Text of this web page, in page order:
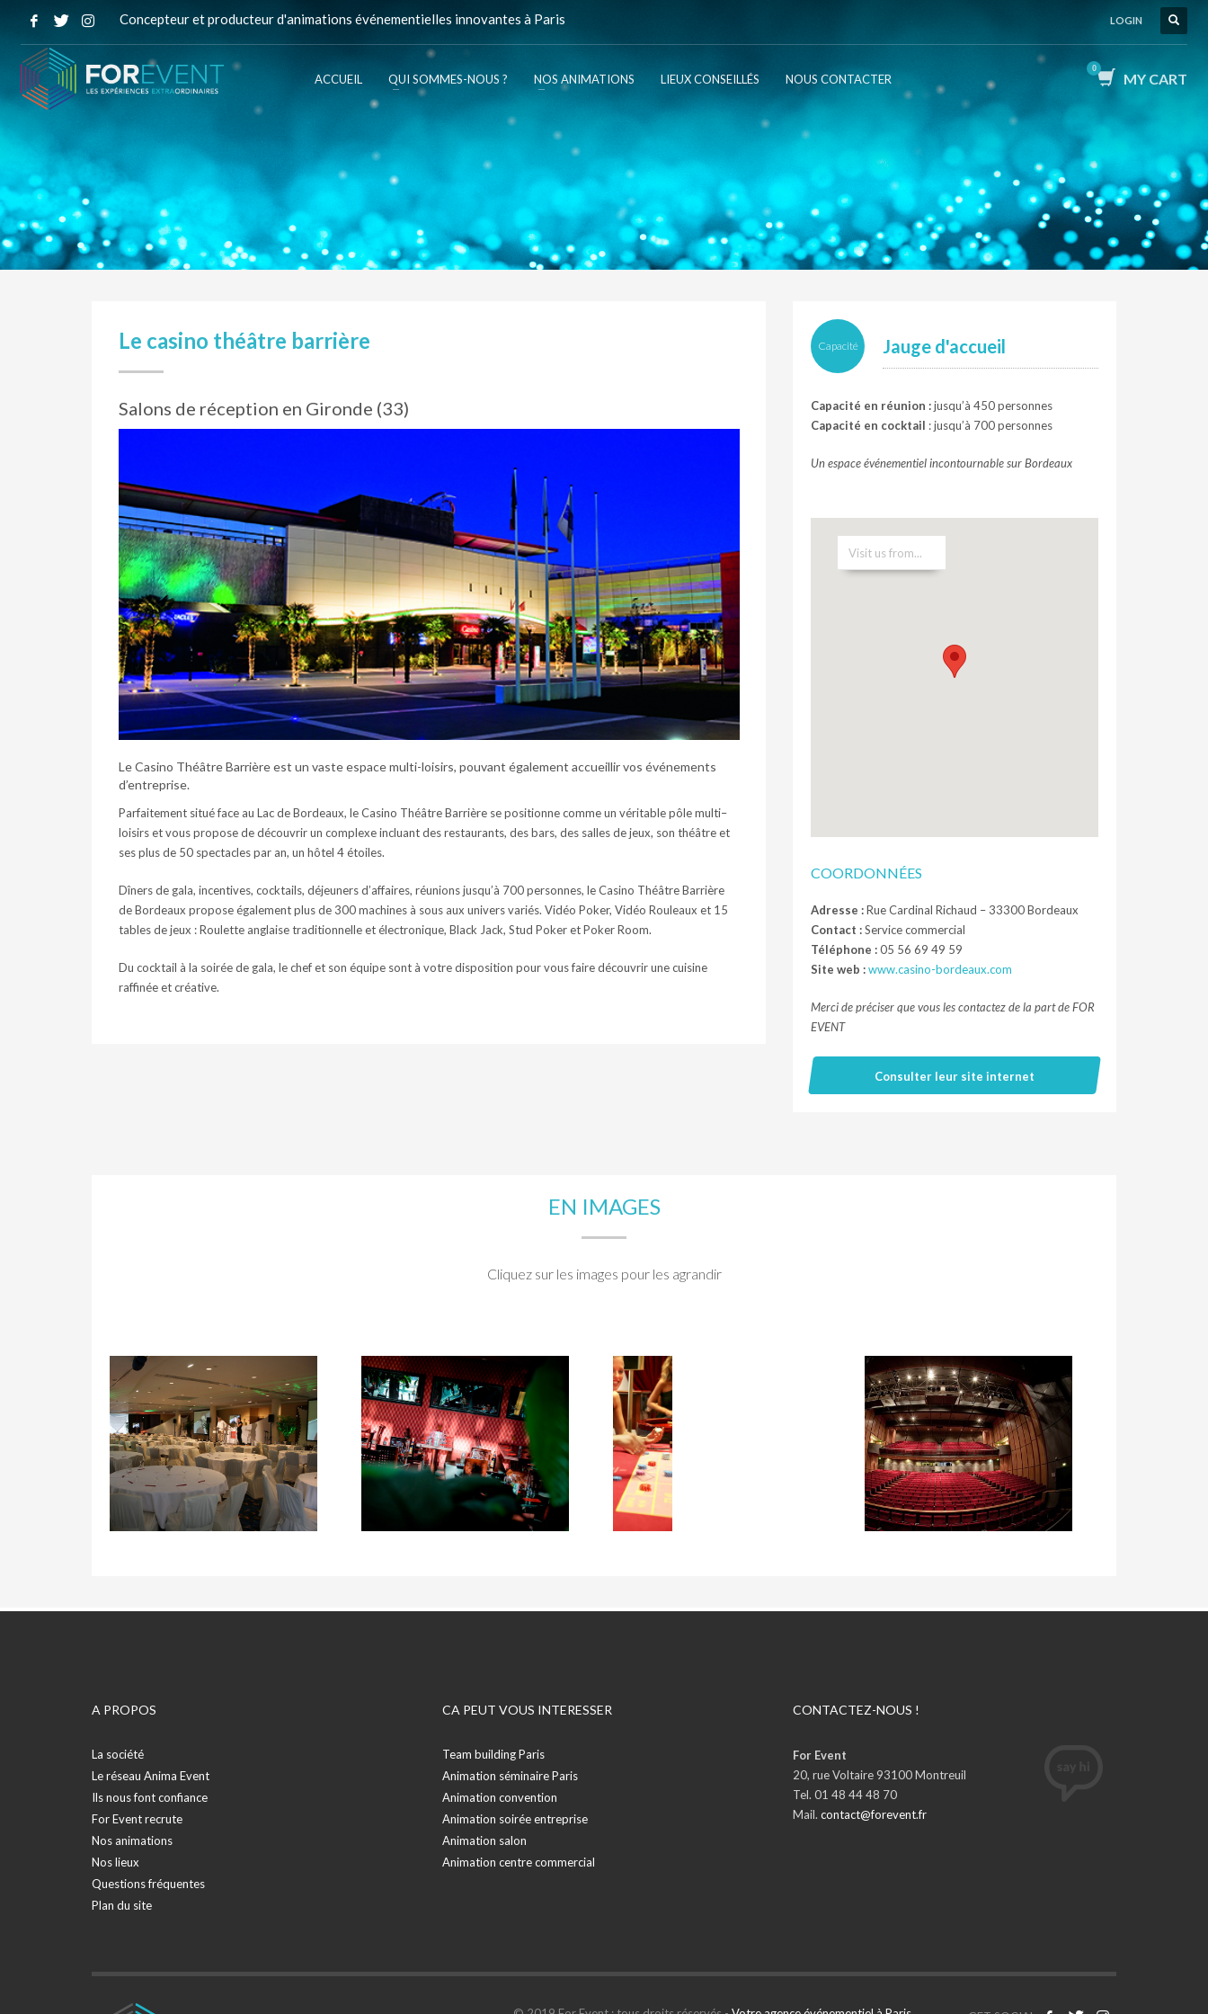
Concepteur et producteur d'animations événementielles innovantes à Paris LOGIN
ACCUEIL QUI SOMMES-NOUS ? NOS ANIMATIONS LIEUX CONSEILLÉS NOUS CONTACTER MY CART
Le casino théâtre barrière
Salons de réception en Gironde (33)
Le Casino Théâtre Barrière est un vaste espace multi-loisirs, pouvant également accueillir vos événements
d’entreprise.
Parfaitement situé face au Lac de Bordeaux, le Casino Théâtre Barrière se positionne comme un véritable pôle multi–
loisirs et vous propose de découvrir un complexe incluant des restaurants, des bars, des salles de jeux, son théâtre et
ses plus de 50 spectacles par an, un hôtel 4 étoiles.
Dîners de gala, incentives, cocktails, déjeuners d’affaires, réunions jusqu’à 700 personnes, le Casino Théâtre Barrière
de Bordeaux propose également plus de 300 machines à sous aux univers variés. Vidéo Poker, Vidéo Rouleaux et 15
tables de jeux : Roulette anglaise traditionnelle et électronique, Black Jack, Stud Poker et Poker Room.
Du cocktail à la soirée de gala, le chef et son équipe sont à votre disposition pour vous faire découvrir une cuisine
raffinée et créative.
Capacité Jauge d'accueil
Capacité en réunion :jusqu’à 450 personnes
Capacité en cocktail : jusqu’à 700 personnes
Un espace événementiel incontournable sur Bordeaux
COORDONNÉES
Adresse :Rue Cardinal Richaud – 33300 Bordeaux
Contact :Service commercial
Téléphone :05 56 69 49 59
Site web :www.casino-bordeaux.com
Merci de préciser que vous les contactez de la part de FOR
EVENT
Consulter leur site internet
EN IMAGES
Cliquez sur les images pour les agrandir
A PROPOS
La société
Le réseau Anima Event
Ils nous font confiance
For Event recrute
Nos animations
Nos lieux
Questions fréquentes
Plan du site
CA PEUT VOUS INTERESSER
Team building Paris
Animation séminaire Paris
Animation convention
Animation soirée entreprise
Animation salon
Animation centre commercial
CONTACTEZ-NOUS !
For Event
20, rue Voltaire 93100 Montreuil
Tel. 01 48 44 48 70
Mail. contact@forevent.fr